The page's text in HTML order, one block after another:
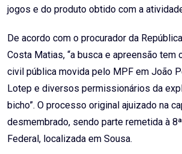
jogos e do produto obtido com a
De acordo com o procurador da
Costa Matias, “a busca e apreensão tem
civil pública movida pelo MPF em João
Lotep e diversos permissionários da
bicho”. O processo original ajuizado na
desmembrado, sendo parte remetida à
Federal, localizada em Sousa.